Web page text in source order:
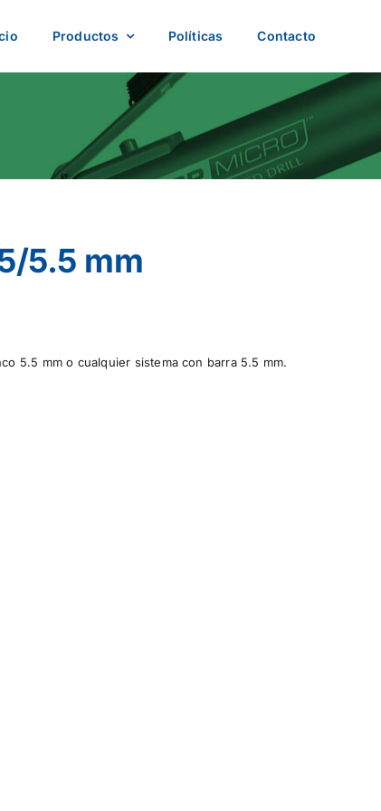
Productos Políticas Contacto
5.5 mm
5.5 mm o cualquier sistema con barra 5.5 mm.